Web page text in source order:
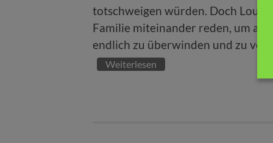
totschweigen würden. Doch Lou
Familie miteinander reden, um all
endlich zu überwinden und zu
Weiterlesen